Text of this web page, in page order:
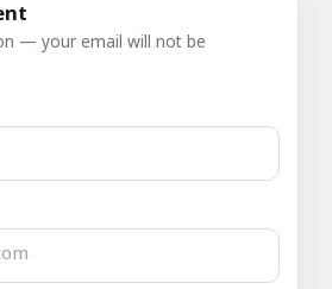
— your email will not be